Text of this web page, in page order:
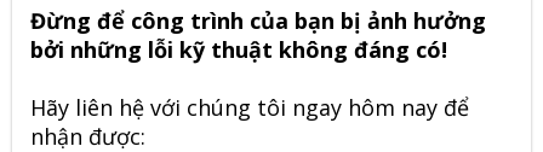
Đừng để công trình của bạn bị ảnh hưởng
bởi những lỗi kỹ thuật không đáng có!
Hãy liên hệ với chúng tôi ngay hôm nay để
nhận được: